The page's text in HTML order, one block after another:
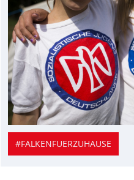
#FALKENFUERZUHAUSE